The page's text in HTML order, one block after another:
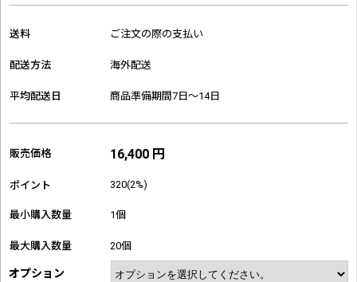
送料 ご注文の際の支払い
配送方法 海外配送
平均配送日 商品準備期間7日～14日
販売価格 16,400 円
ポイント 320(2%)
最小購入数量 1個
最大購入数量 20個
オプション